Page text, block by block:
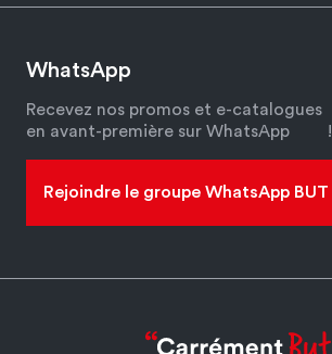
WhatsApp
Recevez nos promos et e-catalogues
en avant-première sur WhatsApp
!
Rejoindre le groupe WhatsApp BUT